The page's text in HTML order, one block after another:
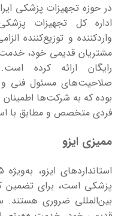
در حوزه تجهیزات پزشکی
اداره کل تجهیزات
واردکننده و توزیع‌کننده
مشتریان قدیمی خود،
رایگان ارائه کرده
صلاحیت‌های مسئول فنی و
بوده که به شرکت‌ها
فردی متخصص و مطابق با
ممیزی ایزو
پزشکی است، برای تضمین
بین‌المللی ضروری